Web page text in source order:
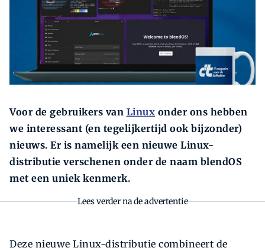
Zoeken
Voor de gebruikers van Linux onder ons hebben
we interessant (en tegelijkertijd ook bijzonder)
nieuws. Er is namelijk een nieuwe Linux-
distributie verschenen onder de naam blendOS
met een uniek kenmerk.
Lees verder na de advertentie
Deze nieuwe Linux-distributie combineert de